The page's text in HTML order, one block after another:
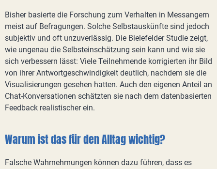
Bisher basierte die Forschung zum Verhalten in Messangern
meist auf Befragungen. Solche Selbstauskünfte sind jedoch
subjektiv und oft unzuverlässig. Die Bielefelder Studie zeigt,
wie ungenau die Selbsteinschätzung sein kann und wie sie
sich verbessern lässt: Viele Teilnehmende korrigierten ihr Bild
von ihrer Antwortgeschwindigkeit deutlich, nachdem sie die
Visualisierungen gesehen hatten. Auch den eigenen Anteil an
Chat-Konversationen schätzten sie nach dem datenbasierten
Feedback realistischer ein.
Warum ist das für den Alltag wichtig?
Falsche Wahrnehmungen können dazu führen, dass es